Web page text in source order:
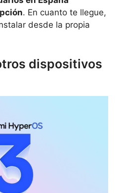
. En cuanto te llegue,
desde la propia
dispositivos